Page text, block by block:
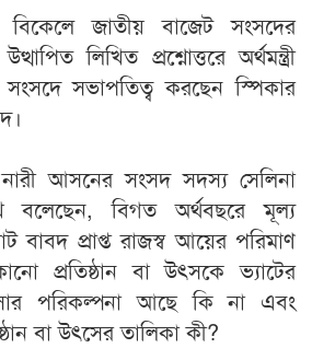
জাতীয় বাজেট সংসদের
লিখিত প্রশ্নোত্তরে অর্থমন্ত্রী
সভাপতিত্ব করছেন স্পিকার
আসনের সংসদ সদস্য সেলিনা
বলেছেন, বিগত অর্থবছরে মূল্য
প্রাপ্ত রাজস্ব আয়ের পরিমাণ
প্রতিষ্ঠান বা উৎসকে ভ্যাটের
পরিকল্পনা আছে কি না এবং
বা উৎসের তালিকা কী?